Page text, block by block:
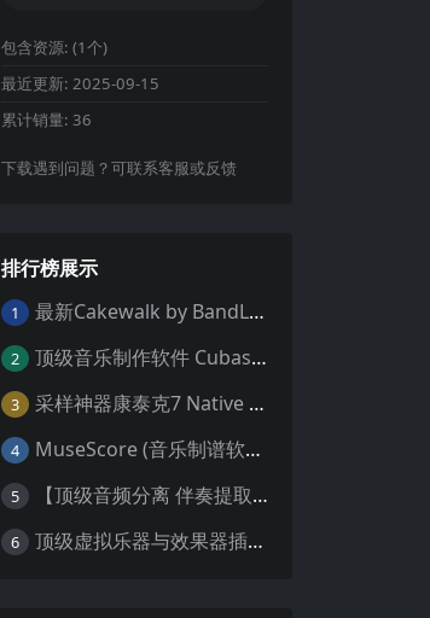
包含资源: (1个)
最近更新: 2025-09-15
累计销量: 36
下载遇到问题？可联系客服或反馈
排行榜展示
1 最新Cakewalk by BandLab v31.02.0.049（原SONAR白金版）中文版/安装方法（Win）
2 顶级音乐制作软件 Cubase Pro 13 v13.0.55 WIN MAC 破解版下载含全套80G音色库 附安装教程
3 采样神器康泰克7 Native Instruments Kontakt 7 v7.10.9 WiN MAC 便携版 MAC含批量入库工具 NICNT文件制作工具 非标准音色库入库
4 MuseScore (音乐制谱软件) v4.4.2 中文版 WiN MAC
5 【顶级音频分离 伴奏提取软件】Hit’n’Mix RipX DeepAudio v7.5.1 WIN MAC
6 顶级虚拟乐器与效果器插件合集（R2R 版本）AIR Music Technology